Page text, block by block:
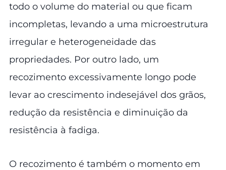
todo o volume do material ou que ficam
incompletas, levando a uma microestrutura
irregular e heterogeneidade das
propriedades. Por outro lado, um
recozimento excessivamente longo pode
levar ao crescimento indesejável dos grãos,
redução da resistência e diminuição da
resistência à fadiga.
O recozimento é também o momento em